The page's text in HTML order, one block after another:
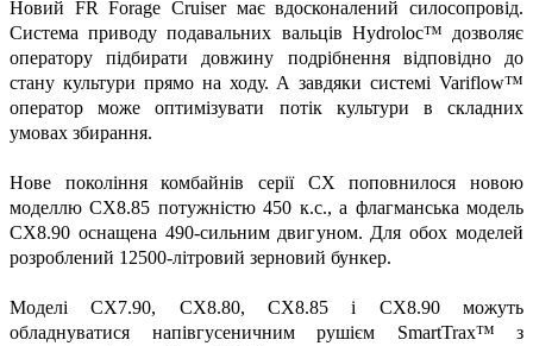
Новий FR Forage Cruiser має вдосконалений силосопровід.
Система приводу подавальних вальців Hydroloc™ дозволяє
оператору підбирати довжину подрібнення відповідно до
стану культури прямо на ходу. А завдяки системі Variflow™
оператор може оптимізувати потік культури в складних
умовах збирання.
Нове покоління комбайнів серії CX поповнилося новою
моделлю CX8.85 потужністю 450 к.с., а флагманська модель
CX8.90 оснащена 490-сильним двигуном. Для обох моделей
розроблений 12500-літровий зерновий бункер.
Моделі CX7.90, CX8.80, CX8.85 і CX8.90 можуть
обладнуватися напівгусеничним рушієм SmartTrax™ з